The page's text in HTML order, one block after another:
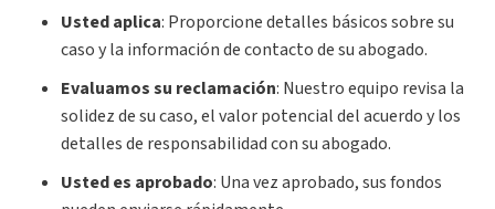
Usted aplica: Proporcione detalles básicos sobre su
caso y la información de contacto de su abogado.
Evaluamos su reclamación: Nuestro equipo revisa la
solidez de su caso, el valor potencial del acuerdo y los
detalles de responsabilidad con su abogado.
Usted es aprobado: Una vez aprobado, sus fondos